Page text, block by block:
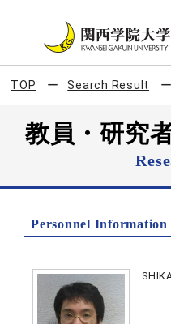
TOP Search Result
教員・研究
Personnel Information